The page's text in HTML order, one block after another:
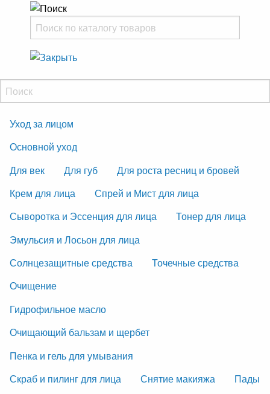
Уход за лицом
Основной уход
Для век
Для губ
Для роста ресниц и бровей
Крем для лица
Спрей и Мист для лица
Сыворотка и Эссенция для лица
Тонер для лица
Эмульсия и Лосьон для лица
Солнцезащитные средства
Точечные средства
Очищение
Гидрофильное масло
Очищающий бальзам и щербет
Пенка и гель для умывания
Скраб и пилинг для лица
Снятие макияжа
Пады